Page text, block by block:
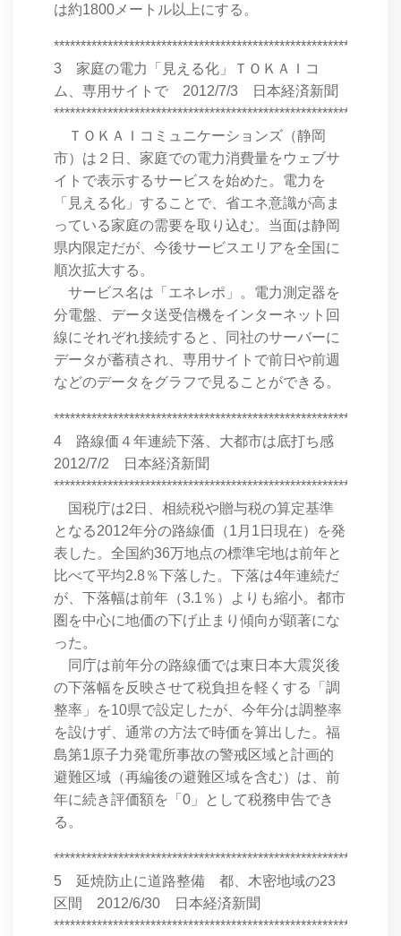
は約1800メートル以上にする。
3 家庭の電力「見える化」ＴＯＫＡＩコ
ム、専用サイトで 2012/7/3 日本経済新聞
ＴＯＫＡＩコミュニケーションズ（静岡
市）は２日、家庭での電力消費量をウェブサ
イトで表示するサービスを始めた。電力を
「見える化」することで、省エネ意識が高ま
っている家庭の需要を取り込む。当面は静岡
県内限定だが、今後サービスエリアを全国に
順次拡大する。
サービス名は「エネレポ」。電力測定器を
分電盤、データ送受信機をインターネット回
線にそれぞれ接続すると、同社のサーバーに
データが蓄積され、専用サイトで前日や前週
などのデータをグラフで見ることができる。
4 路線価４年連続下落、大都市は底打ち感
2012/7/2 日本経済新聞
国税庁は2日、相続税や贈与税の算定基準
となる2012年分の路線価（1月1日現在）を発
表した。全国約36万地点の標準宅地は前年と
比べて平均2.8％下落した。下落は4年連続だ
が、下落幅は前年（3.1％）よりも縮小。都市
圏を中心に地価の下げ止まり傾向が顕著にな
った。
同庁は前年分の路線価では東日本大震災後
の下落幅を反映させて税負担を軽くする「調
整率」を10県で設定したが、今年分は調整率
を設けず、通常の方法で時価を算出した。福
島第1原子力発電所事故の警戒区域と計画的
避難区域（再編後の避難区域を含む）は、前
年に続き評価額を「0」として税務申告でき
る。
5 延焼防止に道路整備 都、木密地域の23
区間 2012/6/30 日本経済新聞